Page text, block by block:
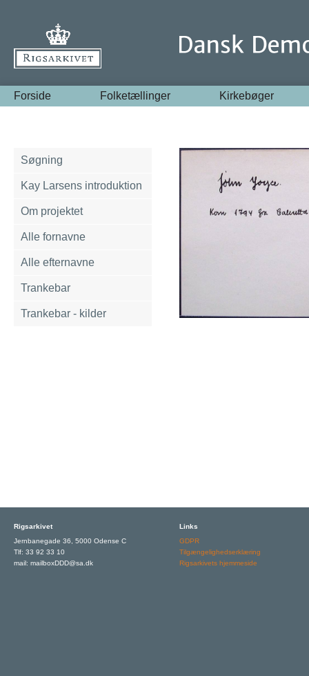
Forside Folketællinger Kirkebøger
Søgning
Kay Larsens introduktion
Om projektet
Alle fornavne
Alle efternavne
Trankebar
Trankebar - kilder
Rigsarkivet
Jernbanegade 36, 5000 Odense C
Tlf: 33 92 33 10
mail: mailboxDDD@sa.dk
Links
GDPR
Tilgængelighedserklæring
Rigsarkivets hjemmeside